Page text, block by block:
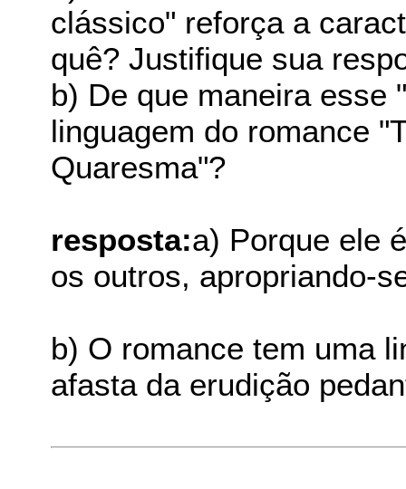
clássico" reforça a
quê? Justifique sua
b) De que maneira esse
linguagem do romance
Quaresma"?
resposta:a) Porque ele
os outros, apropriando-
b) O romance tem uma
afasta da erudição